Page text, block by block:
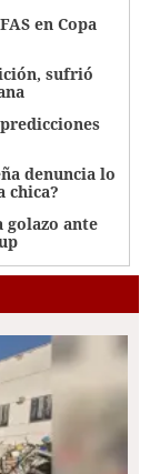
en Copa
sufrió
denuncia lo
chica?
golazo ante